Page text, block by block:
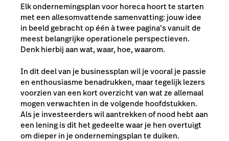
Elk ondernemingsplan voor horeca hoort te starten
met een allesomvattende samenvatting: jouw idee
in beeld gebracht op één à twee pagina’s vanuit de
meest belangrijke operationele perspectieven.
Denk hierbij aan wat, waar, hoe, waarom.
In dit deel van je businessplan wil je vooral je passie
en enthousiasme benadrukken, maar tegelijk lezers
voorzien van een kort overzicht van wat ze allemaal
mogen verwachten in de volgende hoofdstukken.
Als je investeerders wil aantrekken of nood hebt aan
een lening is dit het gedeelte waar je hen overtuigt
om dieper in je ondernemingsplan te duiken.